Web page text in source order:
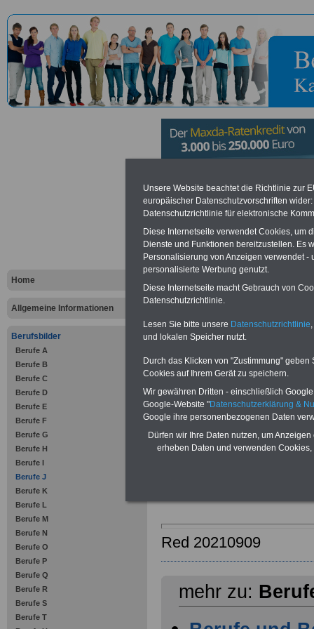
Home
Allgemeine Informationen
Berufsbilder
Berufe A
Berufe B
Berufe C
Berufe D
Berufe E
Berufe F
Berufe G
Berufe H
Berufe I
Berufe J
Berufe K
Berufe L
Berufe M
Berufe N
Berufe O
Berufe P
Berufe Q
Berufe R
Berufe S
Berufe T
Berufe
von
...
Jugendberaterinbzw.
Jugendreferentinbzw.
Red 20210909
mehr zu:
Unsere Website beachtet die Richtlinie zur
europäischer Datenschutzvorschriften
Datenschutzrichtlinie für elektronische
Diese Internetseite verwendet Cookies, um
Dienste und Funktionen bereitzustellen. Es
Personalisierung von Anzeigen verwendet
personalisierte Werbung genutzt.
Diese Internetseite macht Gebrauch von
Datenschutzrichtlinie.
Lesen Sie bitte unsere Datenschutzrichtlinie
und lokalen Speicher nutzt.
Durch das Klicken von "Zustimmung"
Cookies auf Ihrem Gerät zu speichern.
Wir gewähren Dritten - einschließlich
Google-Website "Datenschutzerklärung &
Google ihre personenbezogenen Daten
Dürfen wir Ihre Daten nutzen, um
erheben Daten und verwenden